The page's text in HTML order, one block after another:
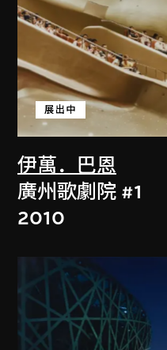
伊萬．巴恩
展出中
廣州歌劇院 #1
2010